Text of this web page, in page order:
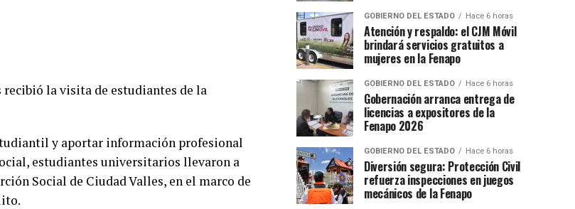
recibió la visita de estudiantes de la
y aportar información profesional
estudiantes universitarios llevaron a
Social de Ciudad Valles, en el marco de
GOBIERNO DEL ESTADO Hace 6 horas
Atención y respaldo: el CJM Móvil
brindará servicios gratuitos a
mujeres en la Fenapo
GOBIERNO DEL ESTADO Hace 6 horas
Gobernación arranca entrega de
licencias a expositores de la
Fenapo 2026
GOBIERNO DEL ESTADO Hace 6 horas
Diversión segura: Protección Civil
refuerza inspecciones en juegos
mecánicos de la Fenapo